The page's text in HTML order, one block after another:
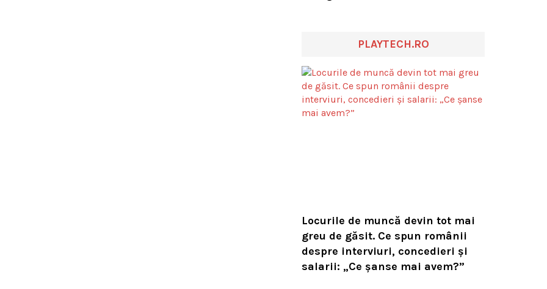
PLAYTECH.RO
Locurile de muncă devin tot mai
greu de găsit. Ce spun românii
despre interviuri, concedieri și
salarii: „Ce șanse mai avem?”